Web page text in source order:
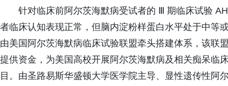
针对临床前阿尔茨海默病受试者的 Ⅲ 期临床试验
者临床认知表现正常，但脑内淀粉样蛋白水平处于中等
由美国阿尔茨海默病临床试验联盟牵头搭建体系，该联
提供资金，为美国高校开展阿尔茨海默病及相关痴呆临
目。由圣路易斯华盛顿大学医学院主导、显性遗传性阿